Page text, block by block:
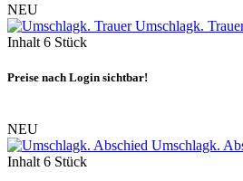
NEU
Umschlagk.
Inhalt 6 Stück
Preise nach Login sichtbar!
NEU
Umschlagk.
Inhalt 6 Stück